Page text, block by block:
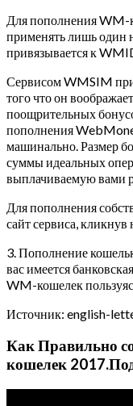
Для пополнения WM-
применять лишь один
привязывается к
Сервисом WMSIM
того что он
поощрительных
пополнения
машинально. Размер
суммы идеальных
выплачиваемую вами
Для пополнения
сайт сервиса,
3. Пополнение
вас имеется
WM-кошелек
Источник: english-
Как Правильно
кошелек